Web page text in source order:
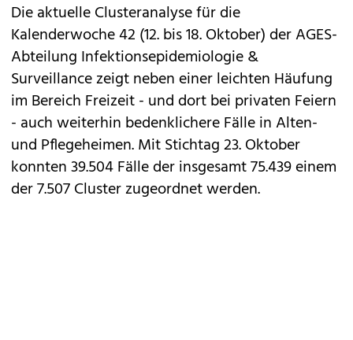
Die aktuelle Clusteranalyse für die
Kalenderwoche 42 (12. bis 18. Oktober) der AGES-
Abteilung Infektionsepidemiologie &
Surveillance zeigt neben einer leichten Häufung
im Bereich Freizeit - und dort bei privaten Feiern
- auch weiterhin bedenklichere Fälle in Alten-
und Pflegeheimen. Mit Stichtag 23. Oktober
konnten 39.504 Fälle der insgesamt 75.439 einem
der 7.507 Cluster zugeordnet werden.